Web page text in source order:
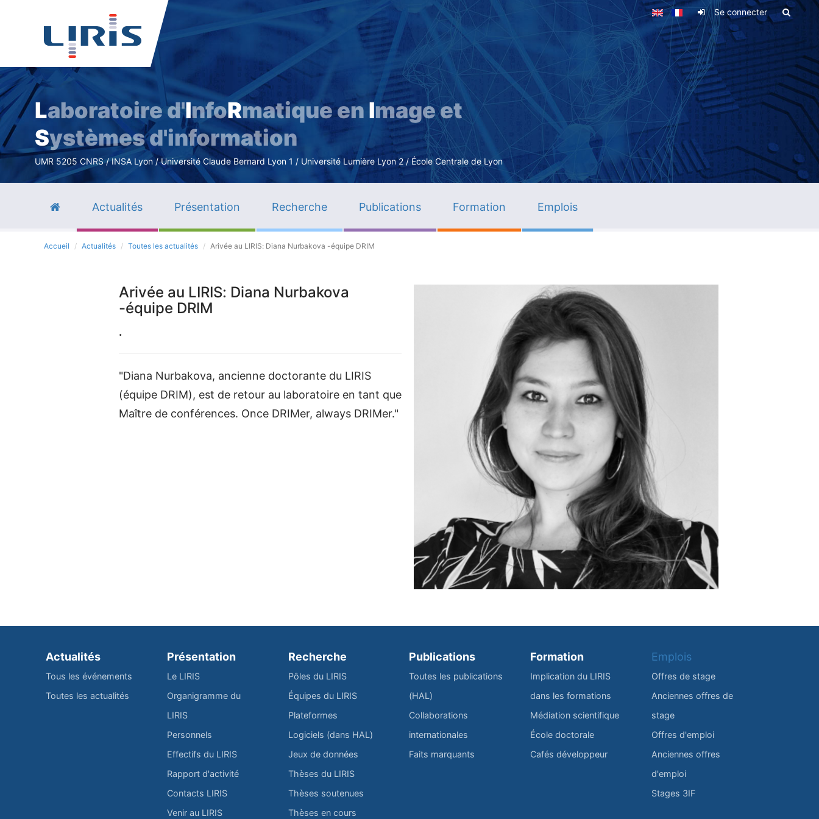
Aller
contenu
principal
Se connecter
Laboratoire d'InfoRmatique en Image et
Systèmes d'information
UMR 5205 CNRS / INSA Lyon / Université Claude Bernard Lyon 1 / Université Lumière Lyon 2 / École Centrale de Lyon
Actualités Présentation Recherche Publications Formation Emplois
Accueil Actualités Toutes les actualités Arivée au LIRIS: Diana Nurbakova -équipe DRIM
Arivée au LIRIS: Diana Nurbakova
-équipe DRIM
.
"Diana Nurbakova, ancienne doctorante du LIRIS
(équipe DRIM), est de retour au laboratoire en tant que
Maître de conférences. Once DRIMer, always DRIMer."
Actualités
Tous les événements
Toutes les actualités
Présentation
Le LIRIS
Organigramme du
LIRIS
Personnels
Effectifs du LIRIS
Rapport d'activité
Contacts LIRIS
Venir au LIRIS
Recherche
Pôles du LIRIS
Équipes du LIRIS
Plateformes
Logiciels (dans HAL)
Jeux de données
Thèses du LIRIS
Thèses soutenues
Thèses en cours
Publications
Toutes les publications
(HAL)
Collaborations
internationales
Faits marquants
Formation
Implication du LIRIS
dans les formations
Médiation scientifique
École doctorale
Cafés développeur
Emplois
Offres de stage
Anciennes offres de
stage
Offres d'emploi
Anciennes offres
d'emploi
Stages 3IF